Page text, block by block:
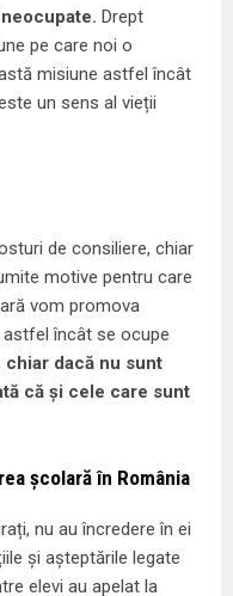
Drept
pe care noi o
misiune astfel încât
un sens al vieții
de consiliere, chiar
motive pentru care
vom promova
încât se ocupe
chiar dacă nu sunt
că și cele care sunt
școlară în România
nu au încredere în ei
și așteptările legate
elevi au apelat la